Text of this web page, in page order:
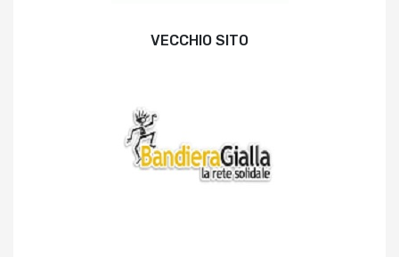
VECCHIO SITO